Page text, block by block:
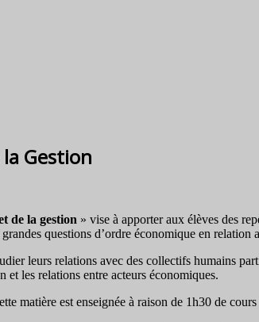
Gestion
de la gestion » vise à apporter aux élèves des
questions d’ordre économique en relation
leurs relations avec des collectifs humains
les relations entre acteurs économiques.
matière est enseignée à raison de 1h30 de cours